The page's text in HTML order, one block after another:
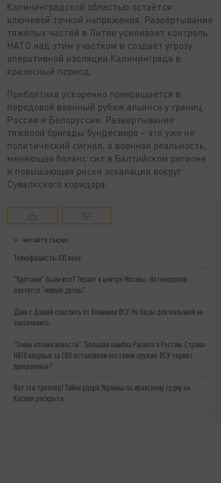
Калининградской областью остаётся
ключевой точкой напряжения. Развёртывание
тяжёлых частей в Литве усиливает контроль
НАТО над этим участком и создаёт угрозу
оперативной изоляции Калининграда в
кризисный период.
Прибалтика ускоренно превращается в
передовой военный рубеж альянса у границ
России и Белоруссии. Развёртывание
тяжёлой бригады бундесвера – это уже не
политический сигнал, а военная реальность,
меняющая баланс сил в Балтийском регионе
и повышающая риски эскалации вокруг
Сувалкского коридора.
ЧИТАЙТЕ ТАКЖЕ:
Технофашисты XXI века
"Кротами" были все? Теракт в центре Москвы: На генералов
охотятся "живые дроны"
Даня с Дашей спаслись от боевиков ВСУ. Но беды для малышей не
закончились
"Очень плохие новости": Большая ошибка Palantir в России. Страны
НАТО впервые за СВО остановили поставки оружия. ВСУ теряют
приграничье?
Вот это триллер! Тайна удара Украины по иранскому судну на
Каспии раскрыта